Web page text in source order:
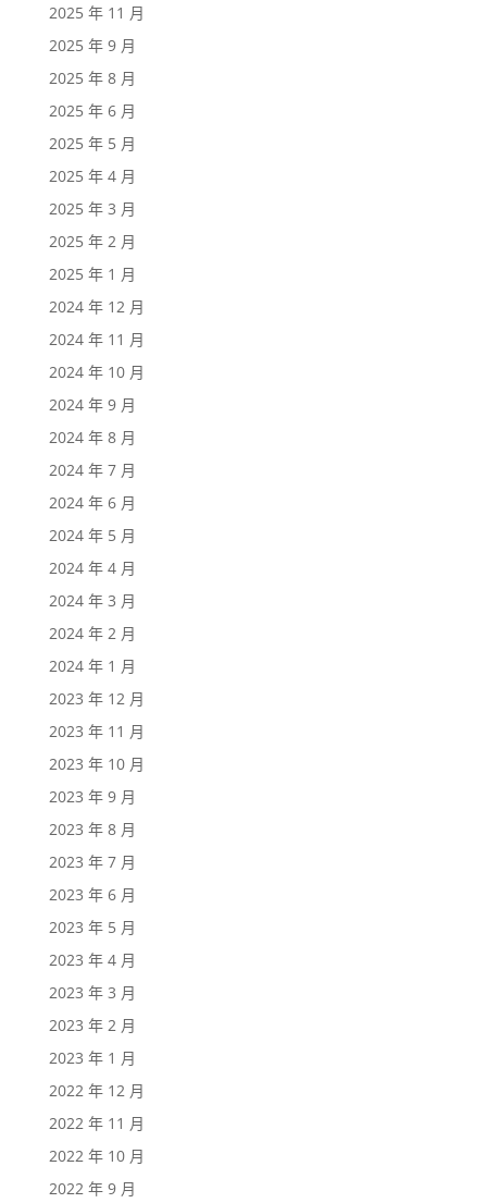
2025 年 11 月
2025 年 9 月
2025 年 8 月
2025 年 6 月
2025 年 5 月
2025 年 4 月
2025 年 3 月
2025 年 2 月
2025 年 1 月
2024 年 12 月
2024 年 11 月
2024 年 10 月
2024 年 9 月
2024 年 8 月
2024 年 7 月
2024 年 6 月
2024 年 5 月
2024 年 4 月
2024 年 3 月
2024 年 2 月
2024 年 1 月
2023 年 12 月
2023 年 11 月
2023 年 10 月
2023 年 9 月
2023 年 8 月
2023 年 7 月
2023 年 6 月
2023 年 5 月
2023 年 4 月
2023 年 3 月
2023 年 2 月
2023 年 1 月
2022 年 12 月
2022 年 11 月
2022 年 10 月
2022 年 9 月